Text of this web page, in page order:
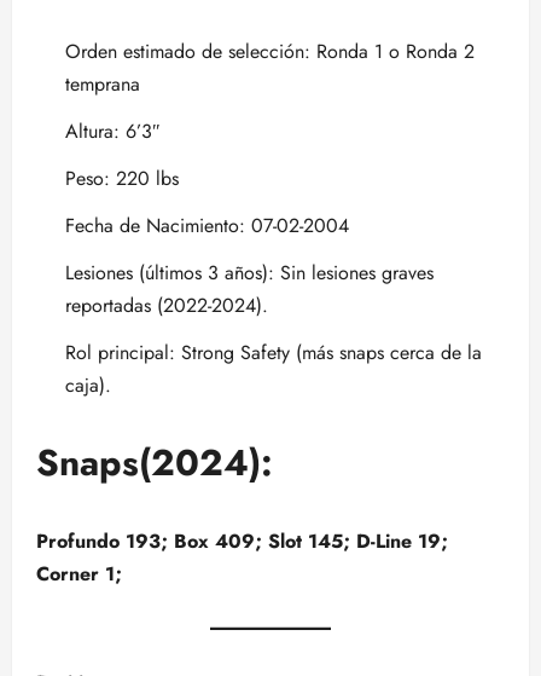
Orden estimado de selección: Ronda 1 o Ronda 2
temprana
Altura: 6’3″
Peso: 220 lbs
Fecha de Nacimiento: 07-02-2004
Lesiones (últimos 3 años): Sin lesiones graves
reportadas (2022-2024).
Rol principal: Strong Safety (más snaps cerca de la
caja).
Snaps(2024):
Profundo 193; Box 409; Slot 145; D-Line 19;
Corner 1;